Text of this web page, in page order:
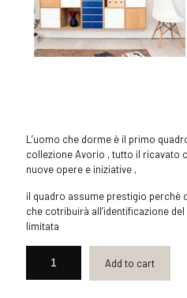
L’uomo che dorme è il primo
collezione Avorio , tutto il ricavato
nuove opere e iniziative ,
il quadro assume prestigio perchè
che cotribuirà all’identificazione
limitata
Add to cart